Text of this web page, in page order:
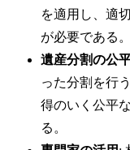
を適用し、適
が必要である。
遺産分割の公
った分割を行
得のいく公平
る。